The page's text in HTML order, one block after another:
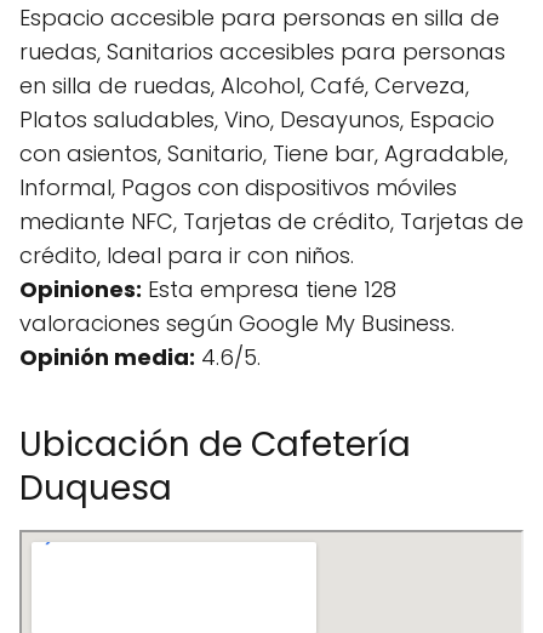
Espacio accesible para personas en silla de
ruedas, Sanitarios accesibles para personas
en silla de ruedas, Alcohol, Café, Cerveza,
Platos saludables, Vino, Desayunos, Espacio
con asientos, Sanitario, Tiene bar, Agradable,
Informal, Pagos con dispositivos móviles
mediante NFC, Tarjetas de crédito, Tarjetas de
crédito, Ideal para ir con niños.
Opiniones: Esta empresa tiene 128
valoraciones según Google My Business.
Opinión media: 4.6/5.
Ubicación de Cafetería
Duquesa